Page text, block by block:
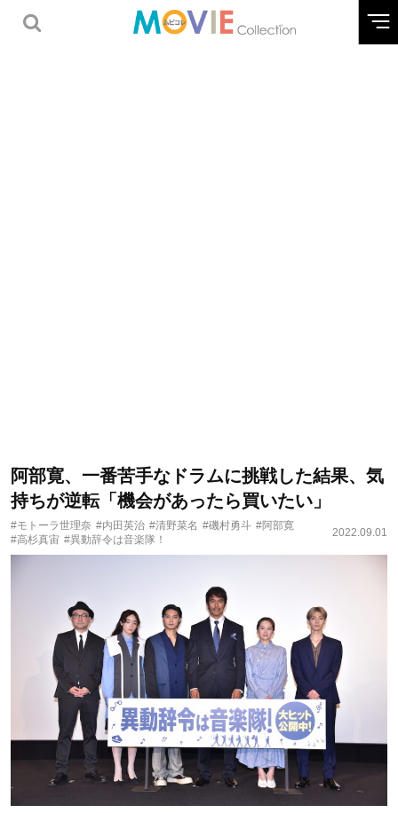
阿部寛、一番苦手なドラムに挑戦した結果、気
持ちが逆転「機会があったら買いたい」
#モトーラ世理奈 #内田英治 #清野菜名 #磯村勇斗 #阿部寛
#高杉真宙 #異動辞令は音楽隊！
2022.09.01